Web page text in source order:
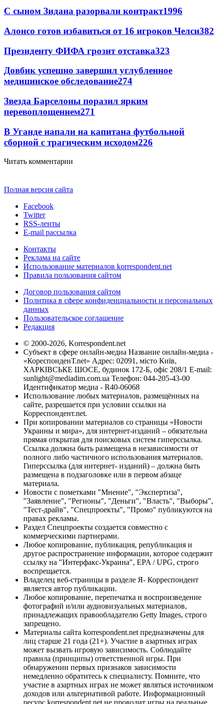
С сыном Зидана разорвали контракт1996
Алонсо готов избавиться от 16 игроков Челси382
Президенту ФИФА грозит отставка323
Довбик успешно завершил углубленное
медицинское обследование274
Звезда Барселоны поразил ярким
перевоплощением271
В Уганде напали на капитана футбольной
сборной с трагическим исходом226
Читать комментарии
Полная версия сайта
Facebook
Twitter
RSS-ленты
E-mail рассылка
Контакты
Реклама на сайте
Использование материалов korrespondent.net
Правила пользования сайтом
Договор пользования сайтом
Политика в сфере конфиденциальности и персональных
данных
Пользовательское соглашение
Редакция
© 2000-2026, Korrespondent.net
Субъект в сфере онлайн-медиа Название онлайн-медиа -
«КореспонденТ.net» Адрес: 02091, місто Київ,
ХАРКІВСЬКЕ ШОСЕ, будинок 172-Б, офіс 208/1 E-mail:
sunlight@mediadim.com.ua Телефон: 044-205-43-00
Идентификатор медиа - R40-06068
Использование любых материалов, размещённых на
сайте, разрешается при условии ссылки на
Корреспондент.net.
При копировании материалов со страницы «Новости
Украины и мира», для интернет-изданий – обязательна
прямая открытая для поисковых систем гиперссылка.
Ссылка должна быть размещена в независимости от
полного либо частичного использования материалов.
Гиперссылка (для интернет- изданий) – должна быть
размещена в подзаголовке или в первом абзаце
материала.
Новости с пометками "Мнение", "Экспертиза",
"Заявление", "Регионы", "Деньги", "Власть", "Выборы",
"Тест-драйв", "Спецпроекты", "Промо" публикуются на
правах рекламы.
Раздел Спецпроекты создается совместно с
коммерческими партнерами.
Любое копирование, публикация, републикация и
другое распространение информации, которое содержит
ссылку на "Интерфакс-Украина", EPA / UPG, строго
воспрещается.
Владелец веб-страницы в разделе Я- Корреспондент
является автор публикации.
Любое копирование, перепечатка и воспроизведение
фотографий и/или аудиовизуальных материалов,
принадлежащих правообладателю Getty Images, строго
запрещено.
Материалы сайта korrespondent.net предназначены для
лиц старше 21 года (21+). Участие в азартных играх
может вызвать игровую зависимость. Соблюдайте
правила (принципы) ответственной игры. При
обнаружении первых признаков зависимости
немедленно обратитесь к специалисту. Помните, что
участие в азартных играх не может являться источником
доходов или альтернативой работе. Информационный
ресурс korrespondent.net не проводит игры на реальные